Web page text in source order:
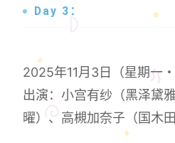
Day 3：
2025年11月3日（星期一・
出演：小宫有纱（黑泽黛
曜）、高槻加奈子（国木田